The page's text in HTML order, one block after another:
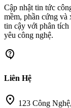
Cập nhật tin tức
mềm, phần cứng
tin cậy với phân tích
yêu công nghệ.
contact_support
Liên Hệ
location_on 123 Công